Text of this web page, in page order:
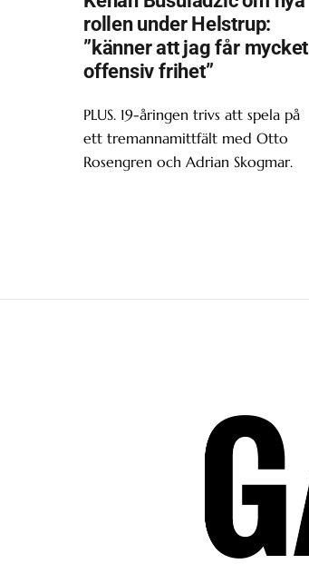
rollen under Helstrup:
”känner att jag får mycket
offensiv frihet”
PLUS. 19-åringen trivs att spela på
ett tremannamittfält med Otto
Rosengren och Adrian Skogmar.